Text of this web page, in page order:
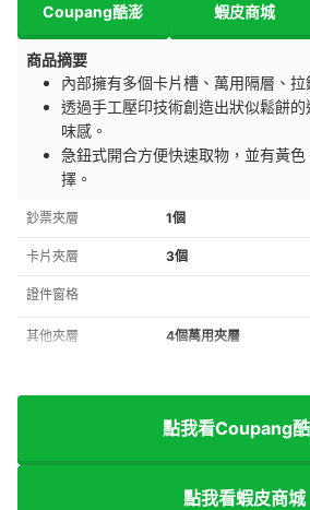
Coupang酷澎 蝦皮商城
商品摘要
內部擁有多個卡片槽、萬用隔層、拉
透過手工壓印技術創造出狀似鬆餅
味感。
急鈕式開合方便快速取物，並有黃
擇。
鈔票夾層 1個
卡片夾層 3個
證件窗格
其他夾層 4個萬用夾層
點我看Coupang
點我看蝦皮商城